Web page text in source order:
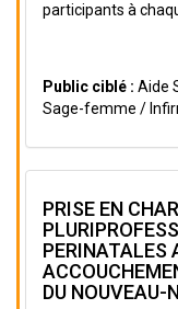
participants à
Public ciblé : Aide
Sage-femme /
PRISE EN
PERINATALES
DU NOUVEAU-